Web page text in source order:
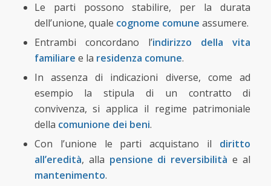
Le parti possono stabilire, per la durata
dell’unione, quale cognome comune assumere.
Entrambi concordano l’indirizzo della vita
familiare e la residenza comune.
In assenza di indicazioni diverse, come ad
esempio la stipula di un contratto di
convivenza, si applica il regime patrimoniale
della comunione dei beni.
Con l’unione le parti acquistano il diritto
all’eredità, alla pensione di reversibilità e al
mantenimento.